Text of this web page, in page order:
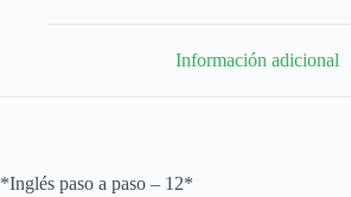
Información adicional
*Inglés paso a paso – 12*